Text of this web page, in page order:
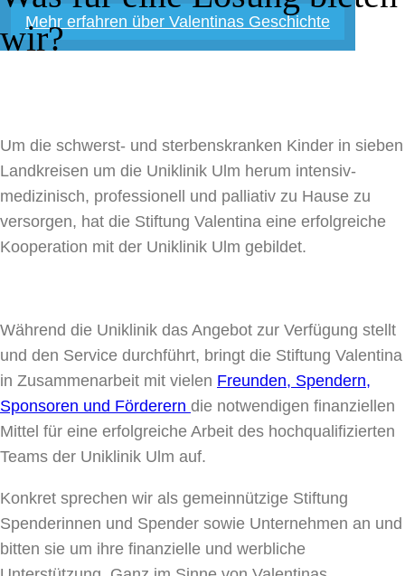
Mehr erfahren über Valentinas Geschichte
wir?
Um die schwerst- und sterbenskranken Kinder in sieben
Landkreisen um die Uniklinik Ulm herum intensiv-
medizinisch, professionell und palliativ zu Hause zu
versorgen, hat die Stiftung Valentina eine erfolgreiche
Kooperation mit der Uniklinik Ulm gebildet.
Während die Uniklinik das Angebot zur Verfügung stellt
und den Service durchführt, bringt die Stiftung Valentina
in Zusammenarbeit mit vielen Freunden, Spendern,
Sponsoren und Förderern die notwendigen finanziellen
Mittel für eine erfolgreiche Arbeit des hochqualifizierten
Teams der Uniklinik Ulm auf.
Konkret sprechen wir als gemeinnützige Stiftung
Spenderinnen und Spender sowie Unternehmen an und
bitten sie um ihre finanzielle und werbliche